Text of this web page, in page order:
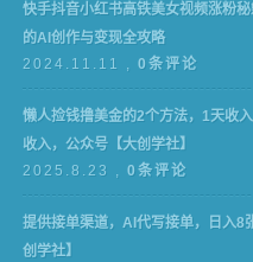
快手抖音小红书高铁美女视频涨粉
的AI创作与变现全攻略
2024.11.11 , 0条评论
懒人捡钱撸美金的2个方法，1天收
收入，公众号【大创学社】
2025.8.23 , 0条评论
提供接单渠道，AI代写接单，日入8
创学社】